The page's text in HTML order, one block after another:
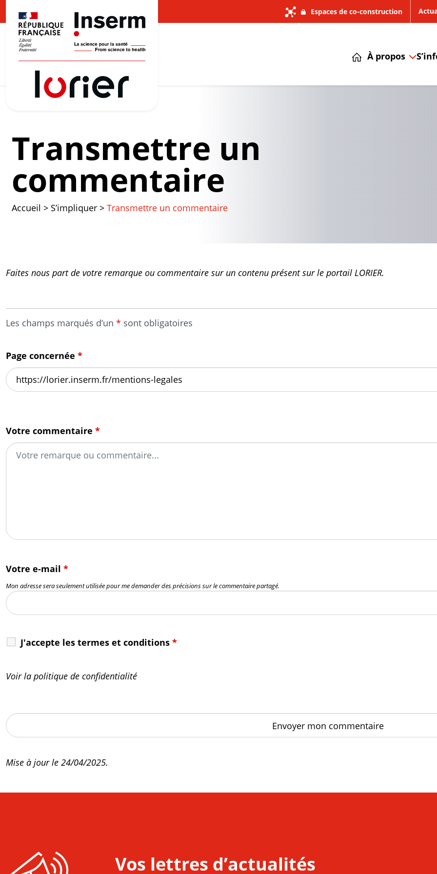
Espaces de co-construction
À propos
Transmettre un
commentaire
Accueil > S’impliquer > Transmettre un commentaire
Faites nous part de votre remarque ou commentaire sur un contenu présent sur le portail LORIER.
Les champs marqués d’un * sont obligatoires
Page concernée *
Votre commentaire *
Votre e-mail *
Mon adresse sera seulement utilisée pour me demander des précisions sur le commentaire partagé.
J'accepte les termes et conditions *
Voir la politique de confidentialité
Mise à jour le 24/04/2025.
Vos lettres d’actualités